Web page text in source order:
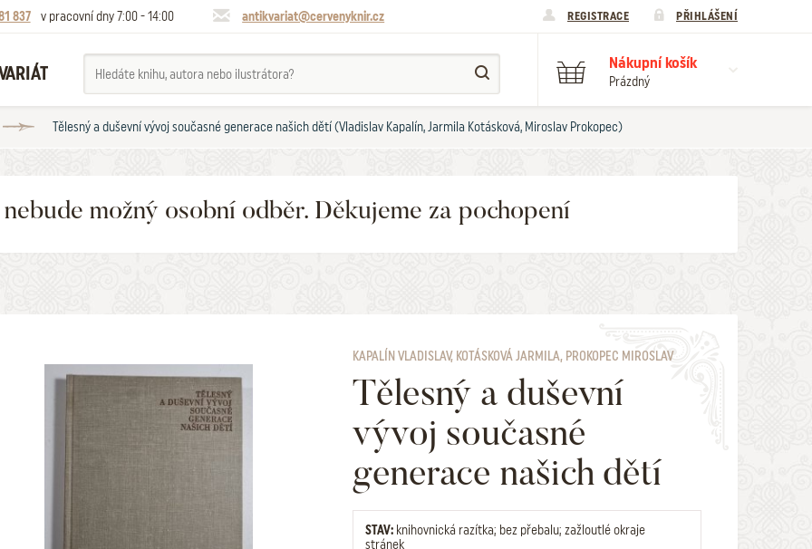
837 v pracovní dny 7:00 - 14:00 antikvariat@cervenyknir.cz REGISTRACE PŘIHLÁŠENÍ
Nákupní košík
Prázdný
Tělesný a duševní vývoj současné generace našich dětí (Vladislav Kapalín, Jarmila Kotásková, Miroslav Prokopec)
možný osobní odběr. Děkujeme za pochopení
KAPALÍN VLADISLAV, KOTÁSKOVÁ JARMILA, PROKOPEC MIROSLAV
Tělesný a duševní
vývoj současné
generace našich dětí
STAV: knihovnická razítka; bez přebalu; zažloutlé okraje
stránek